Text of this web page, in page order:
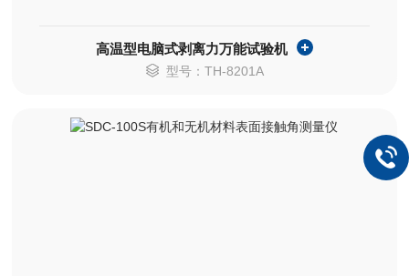
高温型电脑式剥离力万能试验机
型号：TH-8201A